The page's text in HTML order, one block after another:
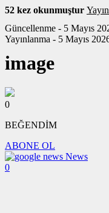
52 kez okunmuştur
Güncellenme - 5 Mayıs
Yayınlanma - 5 Mayıs
image
0
BEĞENDİM
ABONE OL
News
0